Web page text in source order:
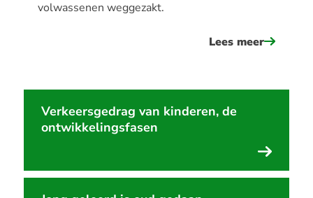
volwassenen weggezakt.
Lees meerover
te
leren
Verkeersgedrag van kinderen, de
ontwikkelingsfasen